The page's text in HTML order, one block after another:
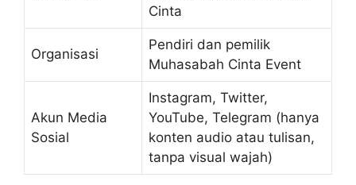
Cinta
Organisasi
Pendiri dan pemilik
Muhasabah Cinta Event
Akun Media
Sosial
Instagram, Twitter,
YouTube, Telegram (hanya
konten audio atau tulisan,
tanpa visual wajah)